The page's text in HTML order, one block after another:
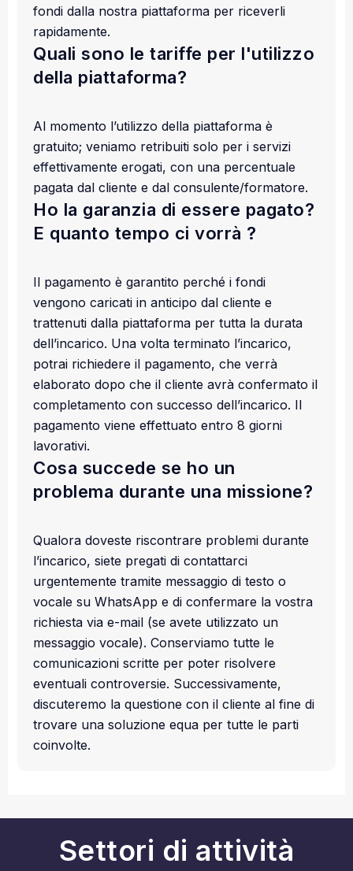
fondi dalla nostra piattaforma per riceverli
rapidamente.
Quali sono le tariffe per l'utilizzo
della piattaforma?
Al momento l’utilizzo della piattaforma è
gratuito; veniamo retribuiti solo per i servizi
effettivamente erogati, con una percentuale
pagata dal cliente e dal consulente/formatore.
Ho la garanzia di essere pagato?
E quanto tempo ci vorrà ?
Il pagamento è garantito perché i fondi
vengono caricati in anticipo dal cliente e
trattenuti dalla piattaforma per tutta la durata
dell’incarico. Una volta terminato l’incarico,
potrai richiedere il pagamento, che verrà
elaborato dopo che il cliente avrà confermato il
completamento con successo dell’incarico. Il
pagamento viene effettuato entro 8 giorni
lavorativi.
Cosa succede se ho un
problema durante una missione?
Qualora doveste riscontrare problemi durante
l’incarico, siete pregati di contattarci
urgentemente tramite messaggio di testo o
vocale su WhatsApp e di confermare la vostra
richiesta via e-mail (se avete utilizzato un
messaggio vocale). Conserviamo tutte le
comunicazioni scritte per poter risolvere
eventuali controversie. Successivamente,
discuteremo la questione con il cliente al fine di
trovare una soluzione equa per tutte le parti
coinvolte.
Settori di attività